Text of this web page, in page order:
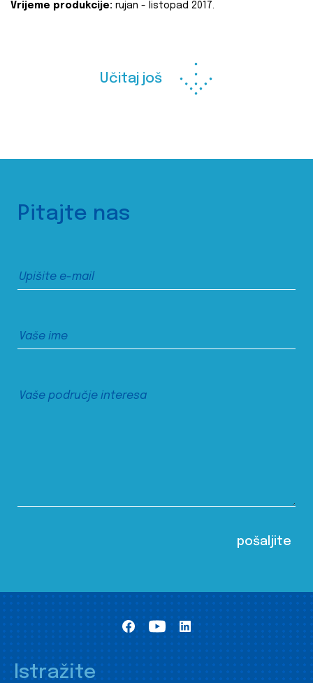
Vrijeme produkcije: rujan - listopad 2017.
Učitaj još
Pitajte nas
Istražite